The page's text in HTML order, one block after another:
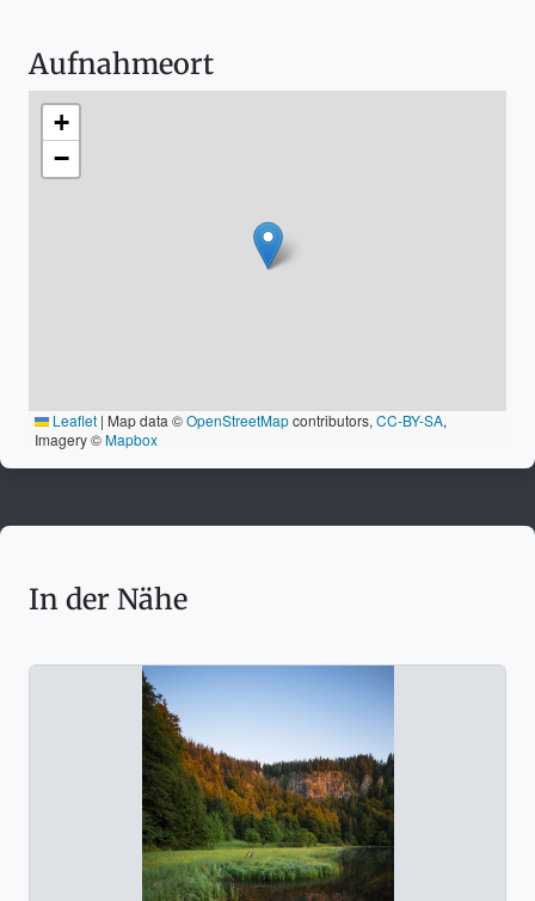
Aufnahmeort
+
−
Leaflet | Map data ©OpenStreetMapcontributors, CC-BY-SA,
Imagery ©Mapbox
In der Nähe